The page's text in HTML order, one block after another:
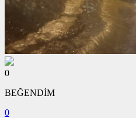
0
BEĞENDİM
0